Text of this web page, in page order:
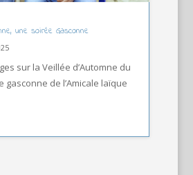
une soirée Gasconne
sur la Veillée d’Automne du
gasconne de l’Amicale laïque